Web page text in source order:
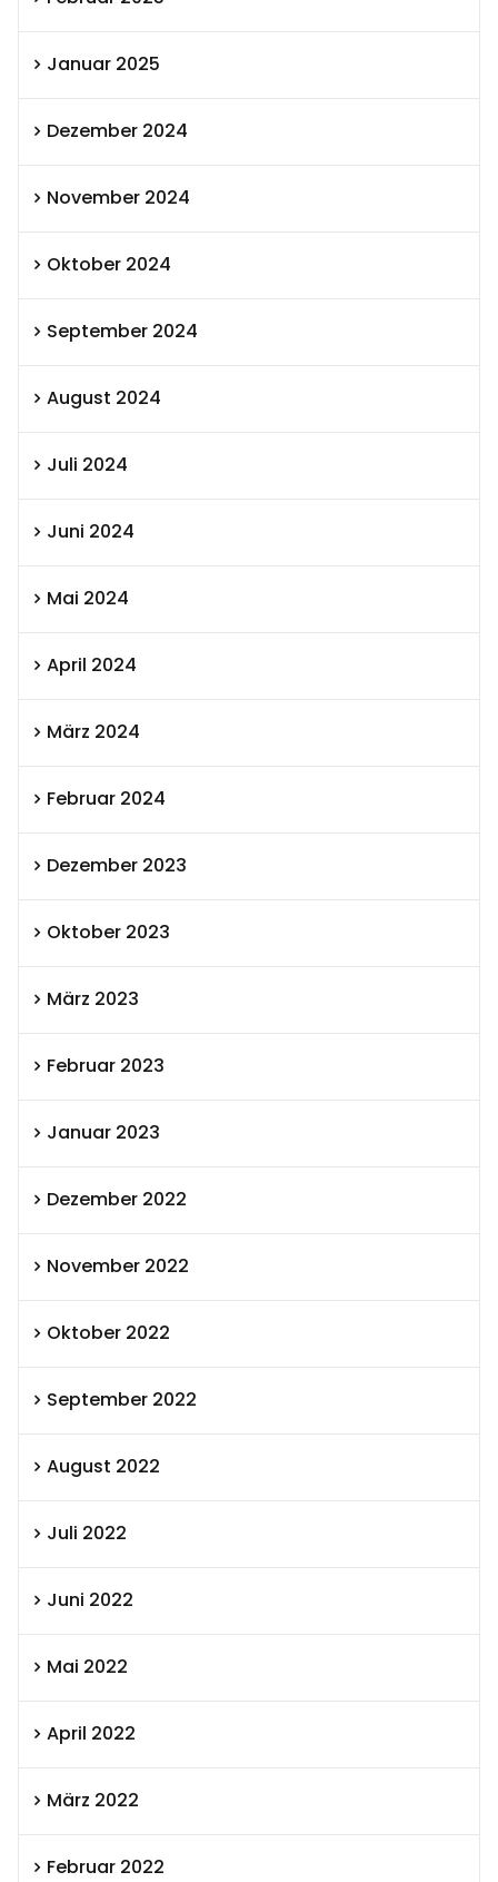
Januar 2025
Dezember 2024
November 2024
Oktober 2024
September 2024
August 2024
Juli 2024
Juni 2024
Mai 2024
April 2024
März 2024
Februar 2024
Dezember 2023
Oktober 2023
März 2023
Februar 2023
Januar 2023
Dezember 2022
November 2022
Oktober 2022
September 2022
August 2022
Juli 2022
Juni 2022
Mai 2022
April 2022
März 2022
Februar 2022